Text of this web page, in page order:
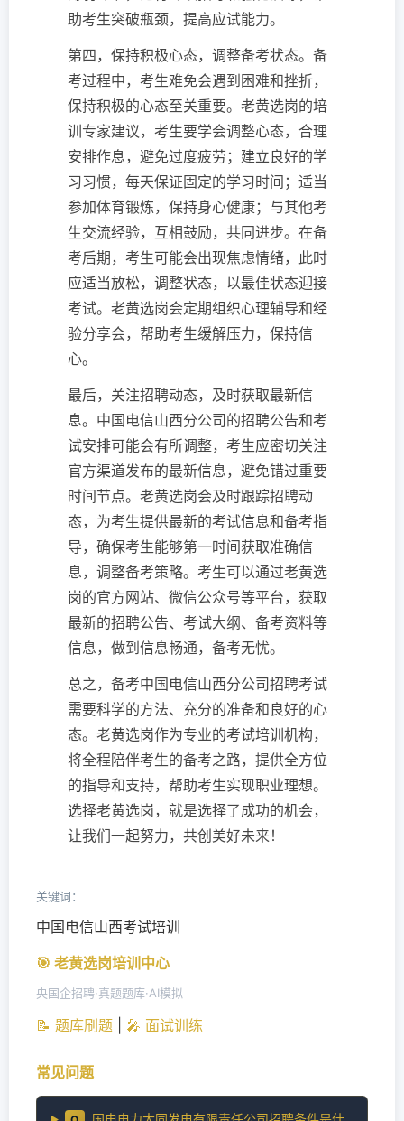
助考生突破瓶颈，提高应试能力。
第四，保持积极心态，调整备考状态。备
考过程中，考生难免会遇到困难和挫折，
保持积极的心态至关重要。老黄选岗的培
训专家建议，考生要学会调整心态，合理
安排作息，避免过度疲劳；建立良好的学
习习惯，每天保证固定的学习时间；适当
参加体育锻炼，保持身心健康；与其他考
生交流经验，互相鼓励，共同进步。在备
考后期，考生可能会出现焦虑情绪，此时
应适当放松，调整状态，以最佳状态迎接
考试。老黄选岗会定期组织心理辅导和经
验分享会，帮助考生缓解压力，保持信
心。
最后，关注招聘动态，及时获取最新信
息。中国电信山西分公司的招聘公告和考
试安排可能会有所调整，考生应密切关注
官方渠道发布的最新信息，避免错过重要
时间节点。老黄选岗会及时跟踪招聘动
态，为考生提供最新的考试信息和备考指
导，确保考生能够第一时间获取准确信
息，调整备考策略。考生可以通过老黄选
岗的官方网站、微信公众号等平台，获取
最新的招聘公告、考试大纲、备考资料等
信息，做到信息畅通，备考无忧。
总之，备考中国电信山西分公司招聘考试
需要科学的方法、充分的准备和良好的心
态。老黄选岗作为专业的考试培训机构，
将全程陪伴考生的备考之路，提供全方位
的指导和支持，帮助考生实现职业理想。
选择老黄选岗，就是选择了成功的机会，
让我们一起努力，共创美好未来！
关键词：
中国电信山西考试培训
🎯 老黄选岗培训中心
央国企招聘·真题题库·AI模拟
📝 题库刷题 🎤 面试训练
常见问题